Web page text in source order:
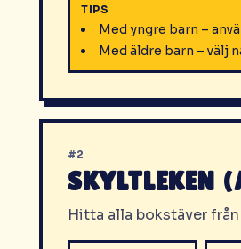
TIPS
Med yngre barn –
Med äldre barn – välj
#2
SKYLTLEKEN
Hitta alla bokstäver